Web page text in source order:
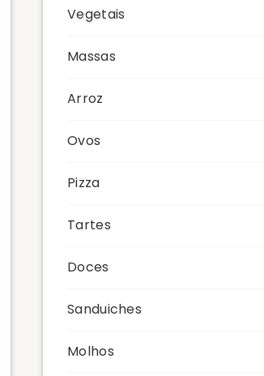
Vegetais
Massas
Arroz
Ovos
Pizza
Tartes
Doces
Sanduiches
Molhos